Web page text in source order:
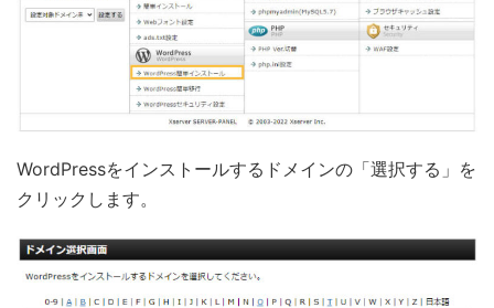
WordPressをインストールするドメインの「選択する」を
クリックします。